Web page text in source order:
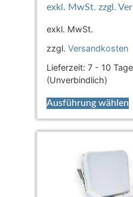
exkl. MwSt.
zzgl. Versandkosten
Lieferzeit: 7 - 10
(Unverbindlich)
Ausführung wählen